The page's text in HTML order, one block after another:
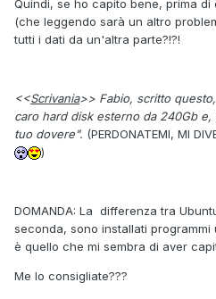
Quindi, se ho capito bene, prima
(che leggendo sarà un altro
tutti i dati da un'altra parte?!?!
<<Scrivania>> Fabio, scritto
caro hard disk esterno da 240Gb
tuo dovere". (PERDONATEMI, MI
)
DOMANDA: La differenza tra
seconda, sono installati
è quello che mi sembra di aver
Me lo consigliate???